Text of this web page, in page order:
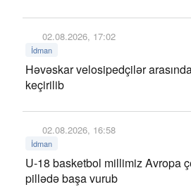
02.08.2026, 17:02
İdman
Həvəskar velosipedçilər
keçirilib
02.08.2026, 16:58
İdman
U-18 basketbol millimiz Avropa
pillədə başa vurub